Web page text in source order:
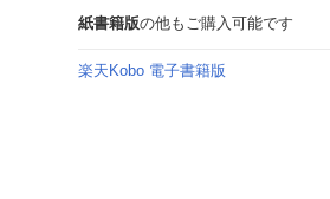
楽天チケット
紙書籍版の他もご購入可能です
楽天Kobo 電子書籍版